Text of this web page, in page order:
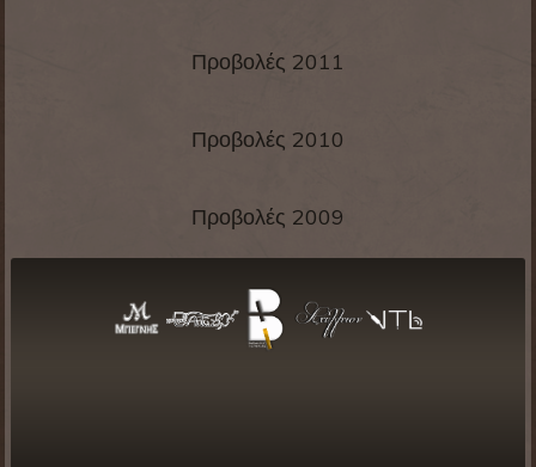
Προβολές 2011
Προβολές 2010
Προβολές 2009